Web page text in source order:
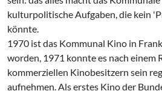
kulturpolitische Aufgaben, die kein
könnte.
1970 ist das Kommunal Kino in
worden, 1971 konnte es nach einem
kommerziellen Kinobesitzern sein
aufnehmen. Als erstes Kino der